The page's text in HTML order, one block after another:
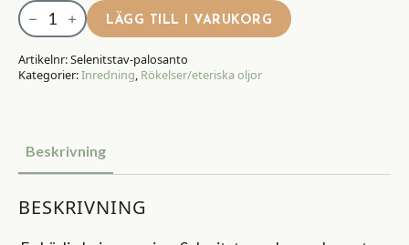
Selenitstav
och
Palo
Santo
LÄGG TILL I VARUKORG
Artikelnr:Selenitstav-palosanto
Kategorier:Inredning, Rökelser/eteriska oljor
Beskrivning
BESKRIVNING